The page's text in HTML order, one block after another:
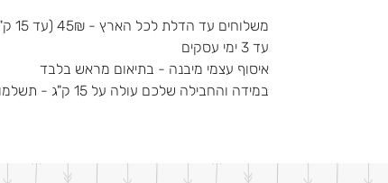
משלוחים עד הדלת לכל הארץ - 45₪ (עד 15 ק"ג)
עד 3 ימי עסקים
איסוף עצמי מיבנה - בתיאום מראש בלבד
במידה והחבילה שלכם עולה על 15 ק"ג - תשלמו לפי 30₪ לארגז